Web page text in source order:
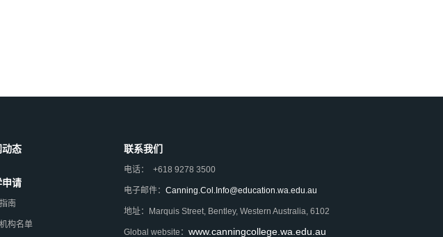
动态
申请
南
构名单
联系我们
电话： +618 9278 3500
电子邮件：Canning.Col.Info@education.wa.edu.au
地址： Marquis Street, Bentley, Western Australia, 6102
Global website：www.canningcollege.wa.edu.au